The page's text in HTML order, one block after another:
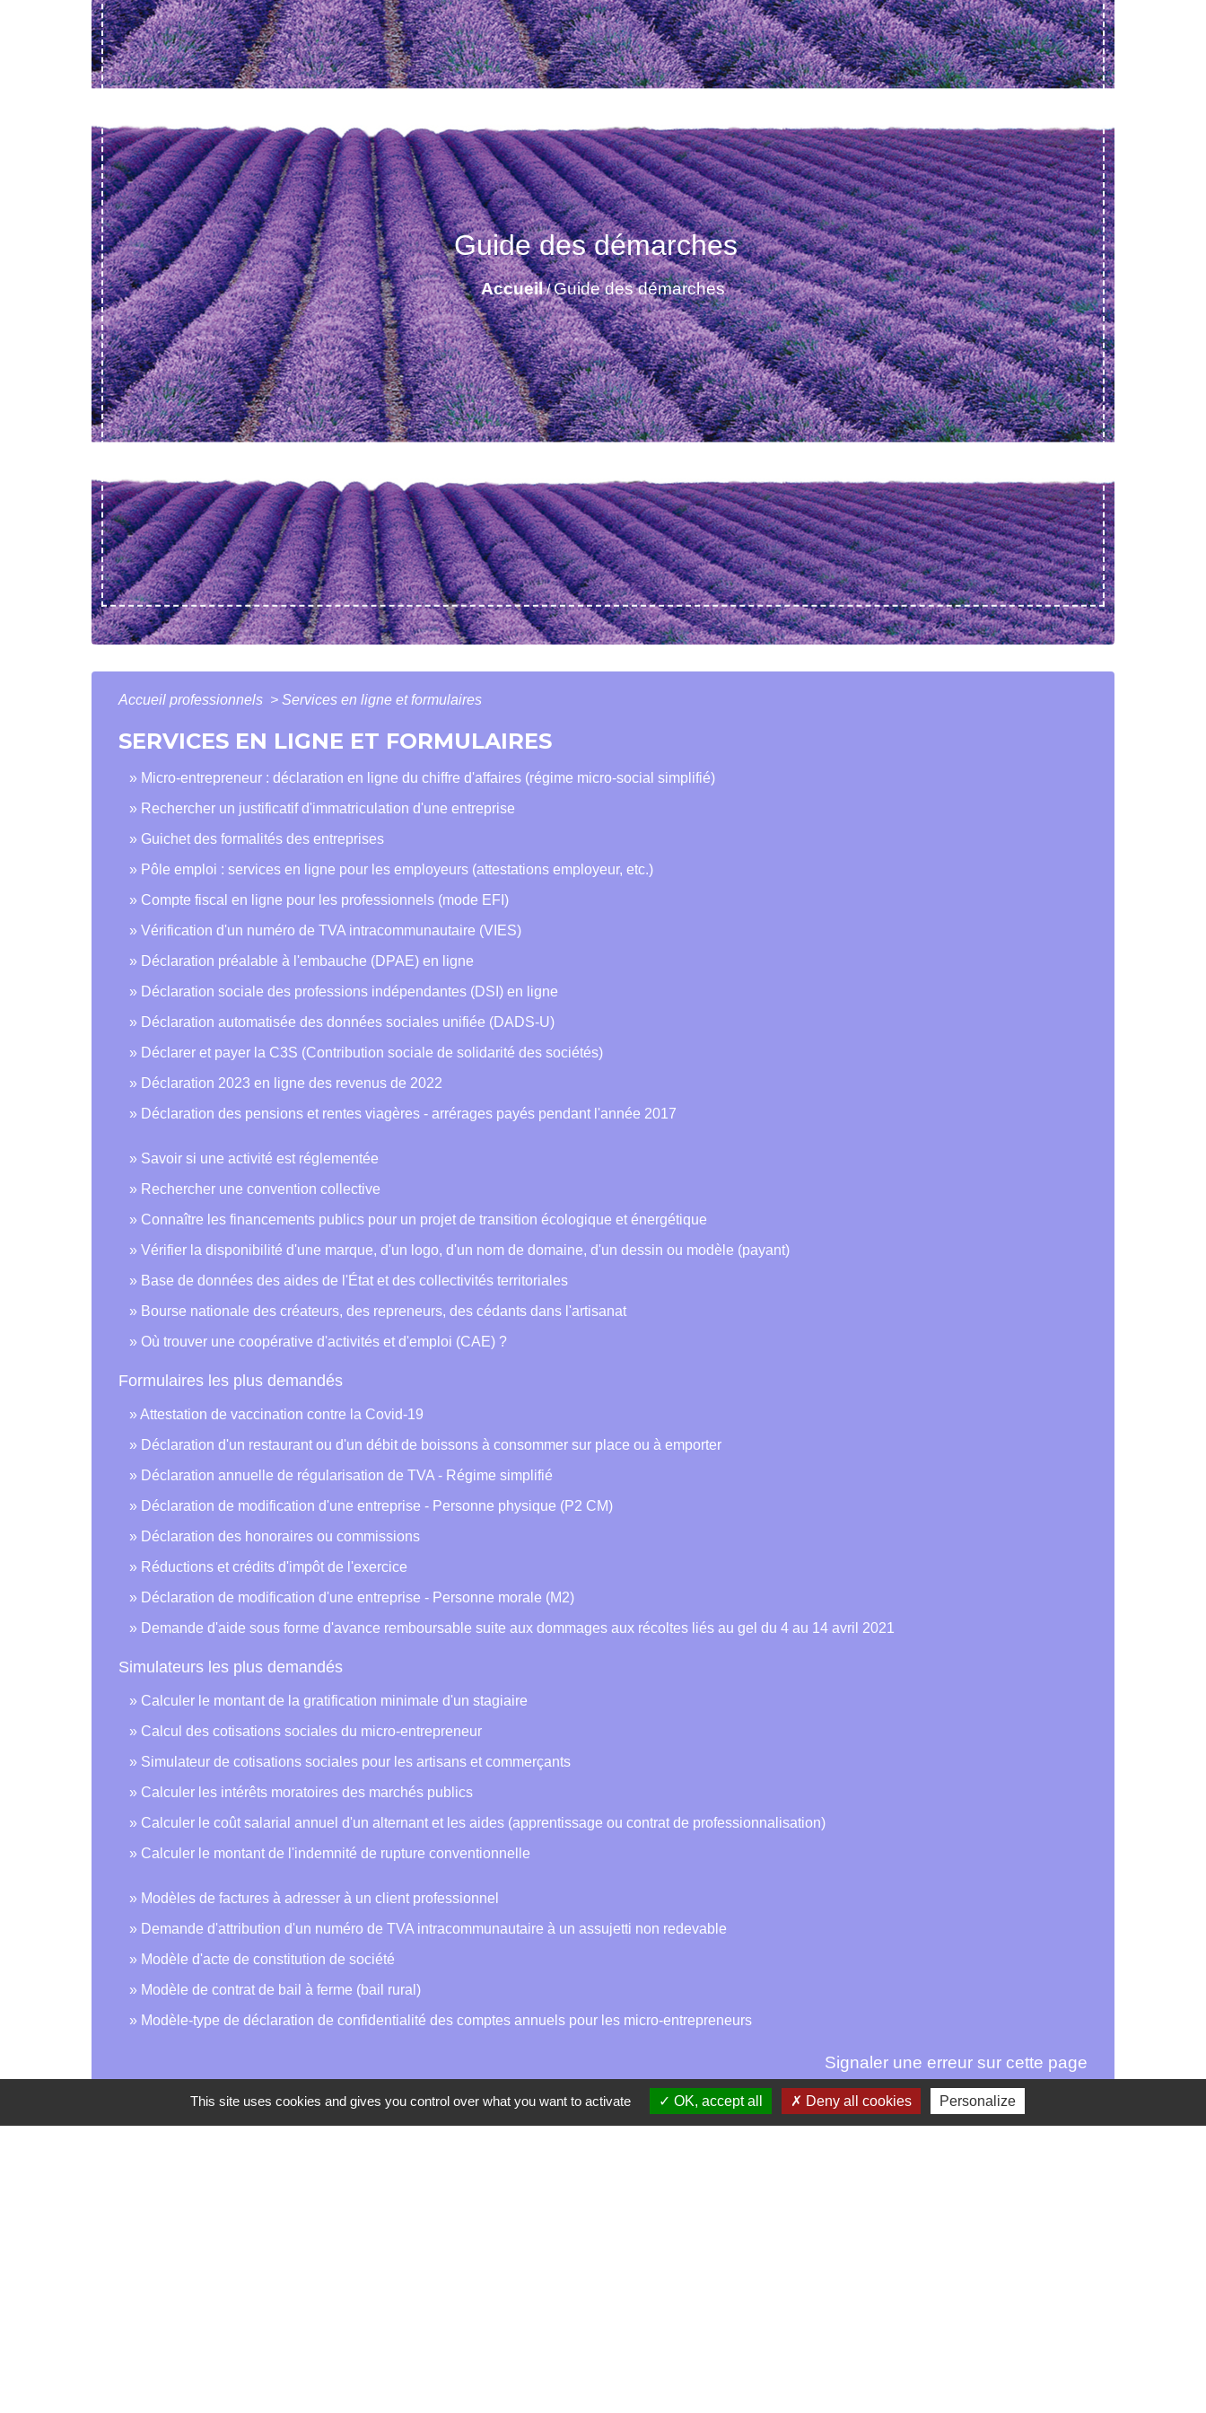
Guide des démarches
Accueil/Guide des démarches
Accueil professionnels > Services en ligne et formulaires
SERVICES EN LIGNE ET FORMULAIRES
Micro-entrepreneur : déclaration en ligne du chiffre d'affaires (régime micro-social simplifié)
Rechercher un justificatif d'immatriculation d'une entreprise
Guichet des formalités des entreprises
Pôle emploi : services en ligne pour les employeurs (attestations employeur, etc.)
Compte fiscal en ligne pour les professionnels (mode EFI)
Vérification d'un numéro de TVA intracommunautaire (VIES)
Déclaration préalable à l'embauche (DPAE) en ligne
Déclaration sociale des professions indépendantes (DSI) en ligne
Déclaration automatisée des données sociales unifiée (DADS-U)
Déclarer et payer la C3S (Contribution sociale de solidarité des sociétés)
Déclaration 2023 en ligne des revenus de 2022
Déclaration des pensions et rentes viagères - arrérages payés pendant l'année 2017
Savoir si une activité est réglementée
Rechercher une convention collective
Connaître les financements publics pour un projet de transition écologique et énergétique
Vérifier la disponibilité d'une marque, d'un logo, d'un nom de domaine, d'un dessin ou modèle (payant)
Base de données des aides de l'État et des collectivités territoriales
Bourse nationale des créateurs, des repreneurs, des cédants dans l'artisanat
Où trouver une coopérative d'activités et d'emploi (CAE) ?
Formulaires les plus demandés
Attestation de vaccination contre la Covid‑19
Déclaration d'un restaurant ou d'un débit de boissons à consommer sur place ou à emporter
Déclaration annuelle de régularisation de TVA - Régime simplifié
Déclaration de modification d'une entreprise - Personne physique (P2 CM)
Déclaration des honoraires ou commissions
Réductions et crédits d'impôt de l'exercice
Déclaration de modification d'une entreprise - Personne morale (M2)
Demande d'aide sous forme d'avance remboursable suite aux dommages aux récoltes liés au gel du 4 au 14 avril 2021
Simulateurs les plus demandés
Calculer le montant de la gratification minimale d'un stagiaire
Calcul des cotisations sociales du micro-entrepreneur
Simulateur de cotisations sociales pour les artisans et commerçants
Calculer les intérêts moratoires des marchés publics
Calculer le coût salarial annuel d'un alternant et les aides (apprentissage ou contrat de professionnalisation)
Calculer le montant de l'indemnité de rupture conventionnelle
Modèles de factures à adresser à un client professionnel
Demande d'attribution d'un numéro de TVA intracommunautaire à un assujetti non redevable
Modèle d'acte de constitution de société
Modèle de contrat de bail à ferme (bail rural)
Modèle-type de déclaration de confidentialité des comptes annuels pour les micro-entrepreneurs
Signaler une erreur sur cette page
This site uses cookies and gives you control over what you want to activate OK, accept all Deny all cookies Personalize